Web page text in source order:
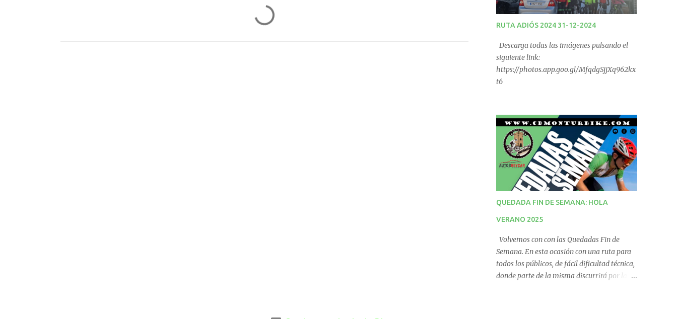
RUTA ADIÓS 2024 31-12-2024
Descarga todas las imágenes pulsando el
siguiente link:
https://photos.app.goo.gl/MfqdgSjjXq962kx
t6
QUEDADA FIN DE SEMANA: HOLA
VERANO 2025
Volvemos con con las Quedadas Fin de
Semana. En esta ocasión con una ruta para
todos los públicos, de fácil dificultad técnica,
donde parte de la misma discurrirá por la